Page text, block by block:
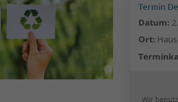
Termin
Datum:
Ort:
Wir